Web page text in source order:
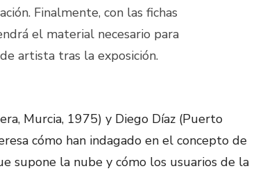
Finalmente, con las fichas
el material necesario para
artista tras la exposición.
Murcia, 1975) y Diego Díaz (Puerto
cómo han indagado en el concepto de
supone la nube y cómo los usuarios de la